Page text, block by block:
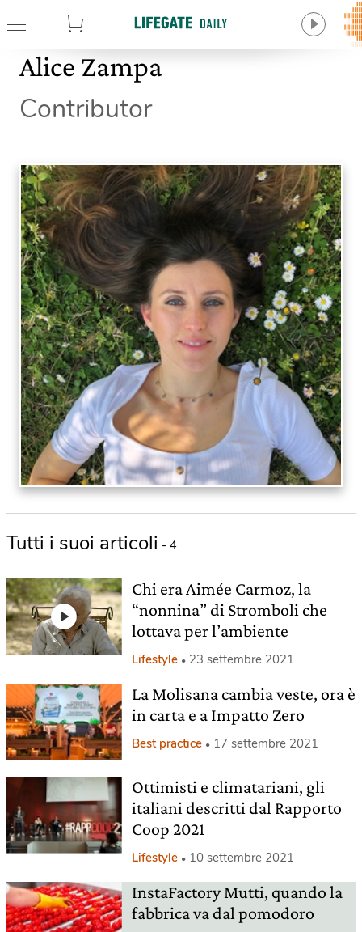
Alice Zampa
Contributor
Tutti i suoi articoli - 4
Chi era Aimée Carmoz, la
“nonnina” di Stromboli che
lottava per l’ambiente
Lifestyle 23 settembre 2021
La Molisana cambia veste, ora è
in carta e a Impatto Zero
Best practice 17 settembre 2021
Ottimisti e climatariani, gli
italiani descritti dal Rapporto
Coop 2021
Lifestyle 10 settembre 2021
InstaFactory Mutti, quando la
fabbrica va dal pomodoro